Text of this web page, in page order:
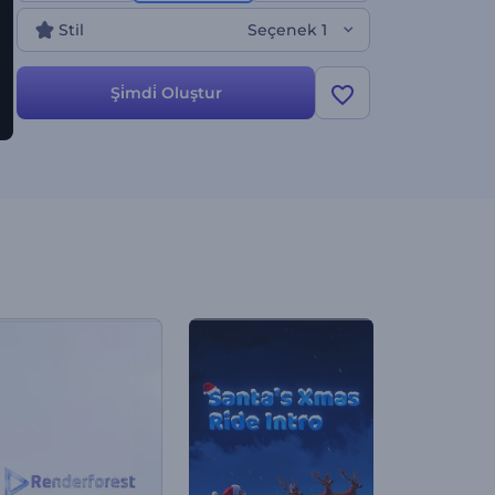
Stil Seçenek 1
Şi̇mdi̇ Oluştur